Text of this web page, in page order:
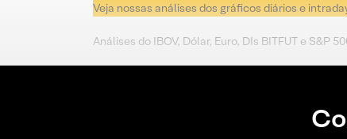
Veja nossas análises dos gráficos diários e
Análises do IBOV, Dólar, Euro, DIs BITFUT e S&P